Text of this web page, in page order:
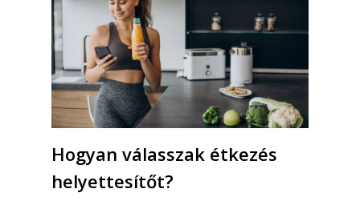
Hogyan válasszak étkezés
helyettesítőt?